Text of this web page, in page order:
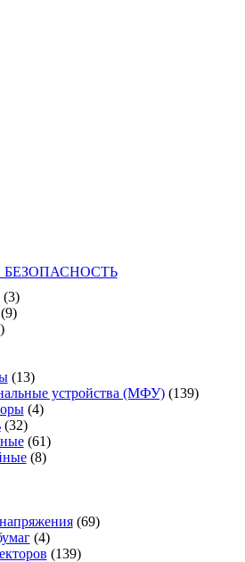
(3)
(9)
(13)
устройства (МФУ) (139)
(4)
(32)
(61)
(8)
(69)
(4)
(139)